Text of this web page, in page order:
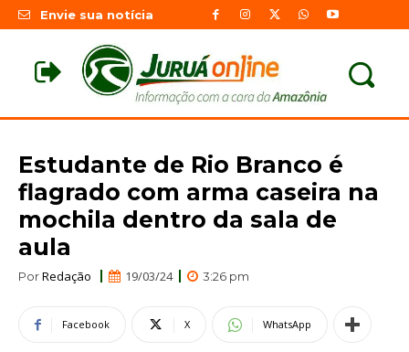
Envie sua notícia
Estudante de Rio Branco é
flagrado com arma caseira na
mochila dentro da sala de
aula
PorRedação 19/03/24 3:26 pm
Facebook X WhatsApp